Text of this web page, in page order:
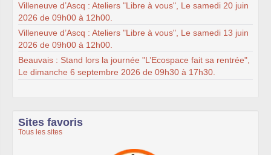
Villeneuve d’Ascq : Ateliers "Libre à vous", Le samedi 20 juin
2026 de 09h00 à 12h00.
Villeneuve d’Ascq : Ateliers "Libre à vous", Le samedi 13 juin
2026 de 09h00 à 12h00.
Beauvais : Stand lors la journée "L’Ecospace fait sa rentrée",
Le dimanche 6 septembre 2026 de 09h30 à 17h30.
Sites favoris
Tous les sites